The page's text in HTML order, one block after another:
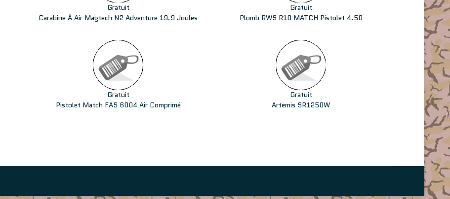
Gratuit
Carabine À Air Magtech N2 Adventure 19.9 Joules
Gratuit
Plomb RWS R10 MATCH Pistolet 4.50
Gratuit
Pistolet Match FAS 6004 Air Comprimé
Gratuit
Artemis SR1250W